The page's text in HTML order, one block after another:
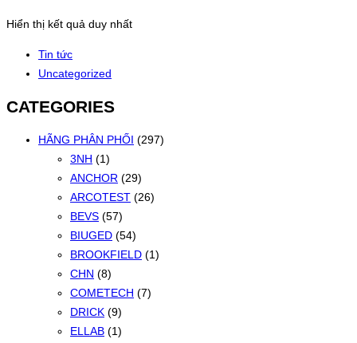
Hiển thị kết quả duy nhất
Tin tức
Uncategorized
CATEGORIES
HÃNG PHÂN PHỐI (297)
3NH (1)
ANCHOR (29)
ARCOTEST (26)
BEVS (57)
BIUGED (54)
BROOKFIELD (1)
CHN (8)
COMETECH (7)
DRICK (9)
ELLAB (1)